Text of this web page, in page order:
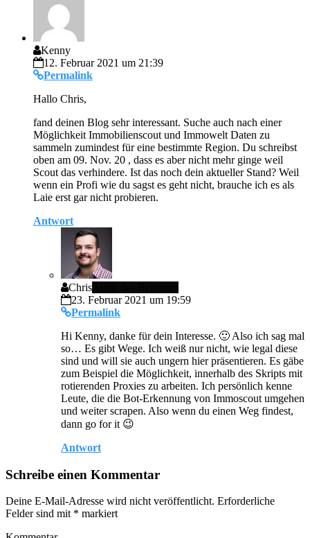
Kenny
12. Februar 2021 um 21:39
Permalink
Hallo Chris,
fand deinen Blog sehr interessant. Suche auch nach einer
Möglichkeit Immobilienscout und Immowelt Daten zu
sammeln zumindest für eine bestimmte Region. Du schreibst
oben am 09. Nov. 20 , dass es aber nicht mehr ginge weil
Scout das verhindere. Ist das noch dein aktueller Stand? Weil
wenn ein Profi wie du sagst es geht nicht, brauche ich es als
Laie erst gar nicht probieren.
Antwort
Chris
23. Februar 2021 um 19:59
Permalink
Hi Kenny, danke für dein Interesse. 🙂 Also ich sag mal
so… Es gibt Wege. Ich weiß nur nicht, wie legal diese
sind und will sie auch ungern hier präsentieren. Es gäbe
zum Beispiel die Möglichkeit, innerhalb des Skripts mit
rotierenden Proxies zu arbeiten. Ich persönlich kenne
Leute, die die Bot-Erkennung von Immoscout umgehen
und weiter scrapen. Also wenn du einen Weg findest,
dann go for it 😉
Antwort
Schreibe einen Kommentar
Deine E-Mail-Adresse wird nicht veröffentlicht. Erforderliche
Felder sind mit * markiert